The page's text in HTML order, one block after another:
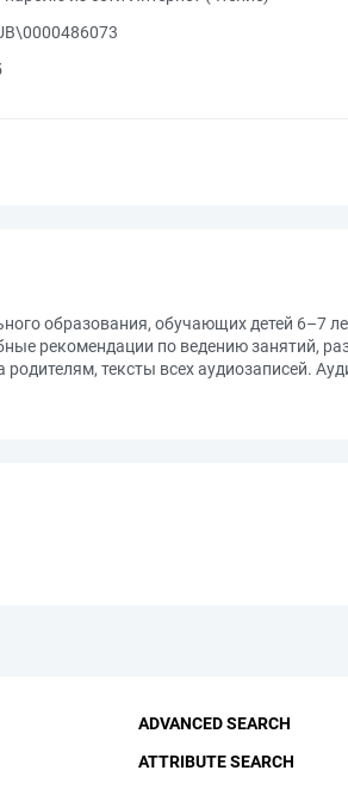
образования, обучающих детей 6–7
рекомендации по ведению занятий,
тексты всех аудиозаписей.
ADVANCED SEARCH
ATTRIBUTE SEARCH